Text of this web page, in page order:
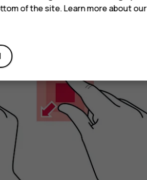
of the site. Learn more about our